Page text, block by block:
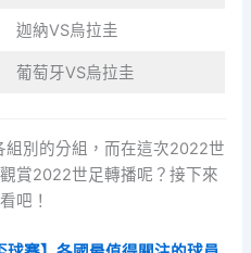
迦納VS烏拉圭
葡萄牙VS烏拉圭
別的分組，而在這次2022世
賞2022世足轉播呢？接下來
吧！